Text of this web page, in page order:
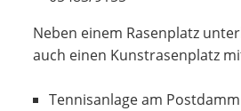
Neben einem Rasenplatz
auch einen Kunstrasenplatz
Tennisanlage am Postdamm